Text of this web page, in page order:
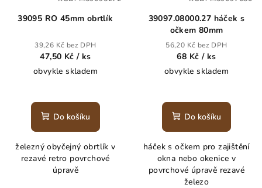
39095 RO 45mm obrtlík
39,26 Kč bez DPH
47,50 Kč / ks
obvykle skladem
Do košíku
železný obyčejný obrtlík v
rezavé retro povrchové
úpravě
39097.08000.27 háček s
očkem 80mm
56,20 Kč bez DPH
68 Kč / ks
obvykle skladem
Do košíku
háček s očkem pro zajištění
okna nebo okenice v
povrchové úpravě rezavé
železo